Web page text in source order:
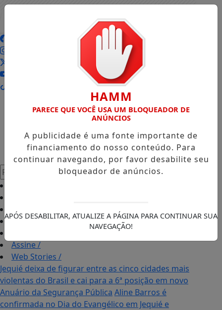
AGORA AO VIVO
Pesquisar Notícia
Colunas
Contato/
Assine/
Web Stories /
Jequié deixa de figurar entre as cinco cidades mais
violentas do Brasil e cai para a 6ª posição em novo
Anuário da Segurança Pública Aline Barros é
confirmada no Dia do Evangélico em Jequié e
HAMM
PARECE QUE VOCÊ USA UM BLOQUEADOR DE
ANÚNCIOS
A publicidade é uma fonte importante de
financiamento do nosso conteúdo. Para
continuar navegando, por favor desabilite seu
bloqueador de anúncios.
APÓS DESABILITAR, ATUALIZE A PÁGINA PARA CONTINUAR SUA
NAVEGAÇÃO!